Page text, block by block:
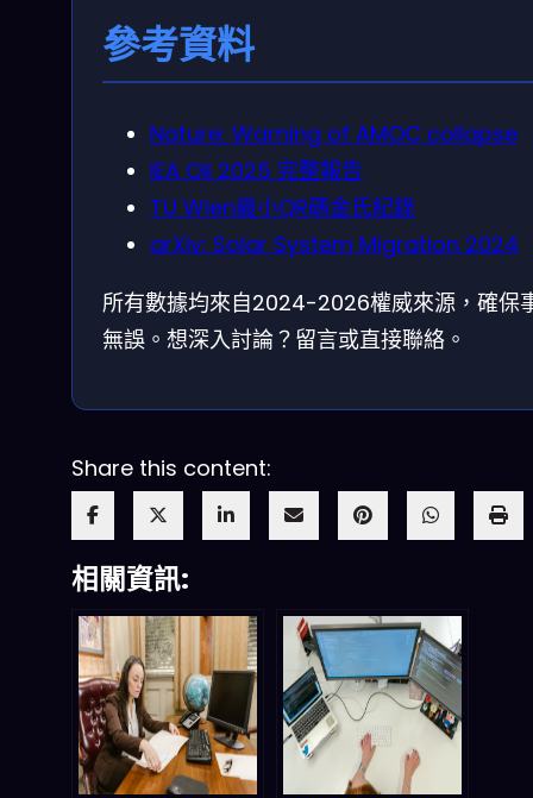
參考資料
Nature: Warning of AMOC collapse
IEA Oil 2025 完整報告
TU Wien最小QR碼金氏紀錄
arXiv: Solar System Migration 2024
所有數據均來自2024-2026權威來源，確保
無誤。想深入討論？留言或直接聯絡。
Share this content:
相關資訊: